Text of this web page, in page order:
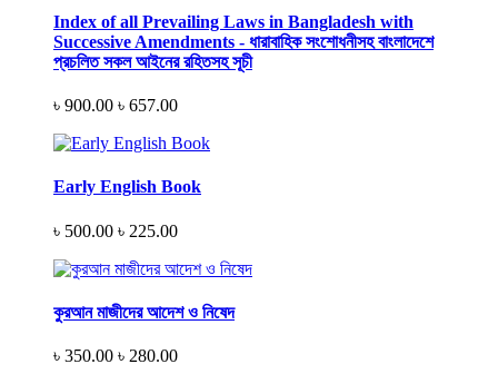
Index of all Prevailing Laws in Bangladesh with
Successive Amendments - ধারাবাহিক সংশোধনীসহ বাংলাদেশে
প্রচলিত সকল আইনের রহিতসহ সূচী
৳ 900.00 ৳ 657.00
Early English Book
৳ 500.00 ৳ 225.00
কুরআন মাজীদের আদেশ ও নিষেদ
৳ 350.00 ৳ 280.00